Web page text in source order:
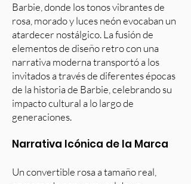
Barbie, donde los tonos vibrantes de
rosa, morado y luces neón evocaban un
atardecer nostálgico. La fusión de
elementos de diseño retro con una
narrativa moderna transportó a los
invitados a través de diferentes épocas
de la historia de Barbie, celebrando su
impacto cultural a lo largo de
generaciones.
Narrativa Icónica de la Marca
Un convertible rosa a tamaño real,